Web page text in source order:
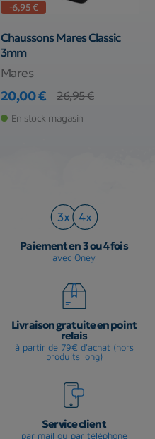
-6,95 €
Chaussons Mares Classic
3mm
Mares
Prix
20,00 €
Prix de base
26,95 €
En stock magasin
Paiement en 3 ou 4 fois
avec Oney
Livraison gratuite en point
relais
à partir de 79€ d'achat (hors
produits long)
Service client
par mail ou par téléphone